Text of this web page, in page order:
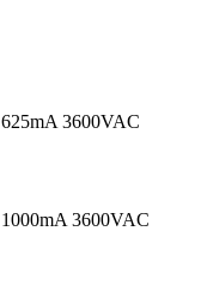
625mA 3600VAC
1000mA 3600VAC